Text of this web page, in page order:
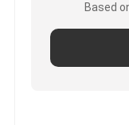
Based